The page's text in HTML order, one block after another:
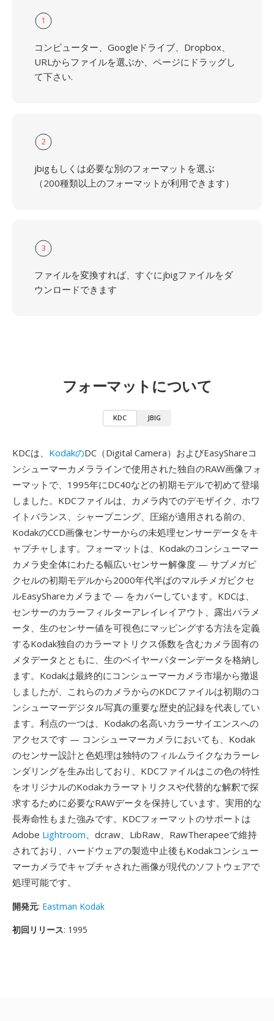
1
コンピューター、Googleドライブ、Dropbox、
URLからファイルを選ぶか、ページにドラッグし
て下さい.
2
jbigもしくは必要な別のフォーマットを選ぶ
（200種類以上のフォーマットが利用できます）
3
ファイルを変換すれば、すぐにjbigファイルをダ
ウンロードできます
フォーマットについて
KDC JBIG
KDCは、 KodakのDC（Digital Camera）およびEasyShareコ
ンシューマーカメララインで使用された独自のRAW画像フォ
ーマットで、1995年にDC40などの初期モデルで初めて登場
しました。KDCファイルは、カメラ内でのデモザイク、ホワ
イトバランス、シャープニング、圧縮が適用される前の、
KodakのCCD画像センサーからの未処理センサーデータをキ
ャプチャします。フォーマットは、Kodakのコンシューマー
カメラ史全体にわたる幅広いセンサー解像度 — サブメガピ
クセルの初期モデルから2000年代半ばのマルチメガピクセ
ルEasyShareカメラまで — をカバーしています。KDCは、
センサーのカラーフィルターアレイレイアウト、露出パラメ
ータ、生のセンサー値を可視色にマッピングする方法を定義
するKodak独自のカラーマトリクス係数を含むカメラ固有の
メタデータとともに、生のベイヤーパターンデータを格納し
ます。Kodakは最終的にコンシューマーカメラ市場から撤退
しましたが、これらのカメラからのKDCファイルは初期のコ
ンシューマーデジタル写真の重要な歴史的記録を代表してい
ます。利点の一つは、Kodakの名高いカラーサイエンスへの
アクセスです — コンシューマーカメラにおいても、Kodak
のセンサー設計と色処理は独特のフィルムライクなカラーレ
ンダリングを生み出しており、KDCファイルはこの色の特性
をオリジナルのKodakカラーマトリクスや代替的な解釈で探
求するために必要なRAWデータを保持しています。実用的な
長寿命性もまた強みです。KDCフォーマットのサポートは
Adobe Lightroom、dcraw、LibRaw、RawTherapeeで維持
されており、ハードウェアの製造中止後もKodakコンシュー
マーカメラでキャプチャされた画像が現代のソフトウェアで
処理可能です。
開発元: Eastman Kodak
初回リリース: 1995